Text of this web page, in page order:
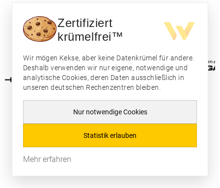
Zertifiziert
krümelfrei™
Wir mögen Kekse, aber keine Datenkrümel für andere.
Deshalb verwenden wir nur eigene, notwendige und
analytische Cookies, deren Daten ausschließlich in
unseren deutschen Rechenzentren bleiben.
Nur notwendige Cookies
Statistik erlauben
Mehr erfahren